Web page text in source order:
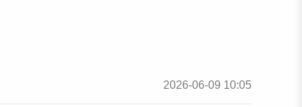
2026-06-09 10:05